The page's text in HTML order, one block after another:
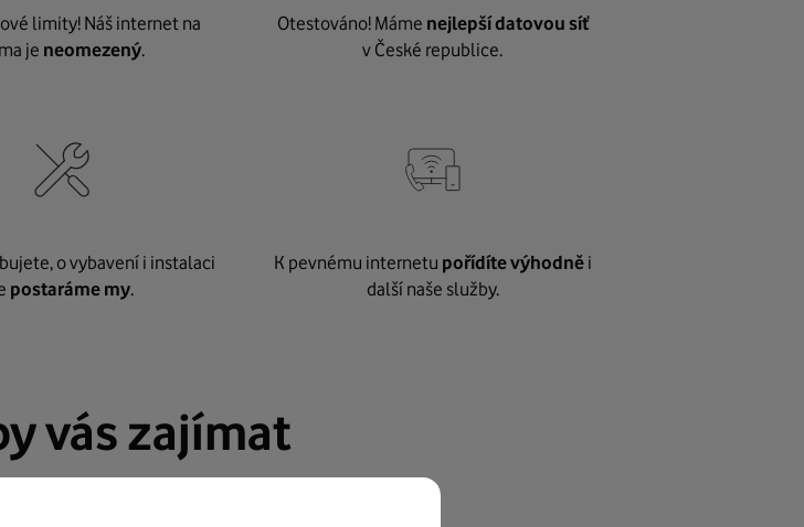
limity! Náš internet na
je neomezený.
Otestováno! Máme nejlepší datovou síť
v České republice.
o vybavení i instalaci
postaráme my.
K pevnému internetu pořídíte výhodněi
další naše služby.
vás zajímat